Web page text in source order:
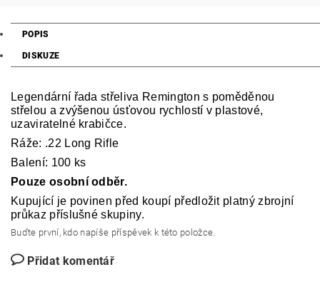
POPIS
DISKUZE
Legendární řada střeliva Remington s poměděnou
střelou a zvýšenou úsťovou rychlostí v plastové,
uzaviratelné krabičce.
Ráže: .22 Long Rifle
Balení: 100 ks
Pouze osobní odběr.
Kupující je povinen před koupí předložit platný zbrojní
průkaz příslušné skupiny.
Buďte první, kdo napíše příspěvek k této položce.
Přidat komentář